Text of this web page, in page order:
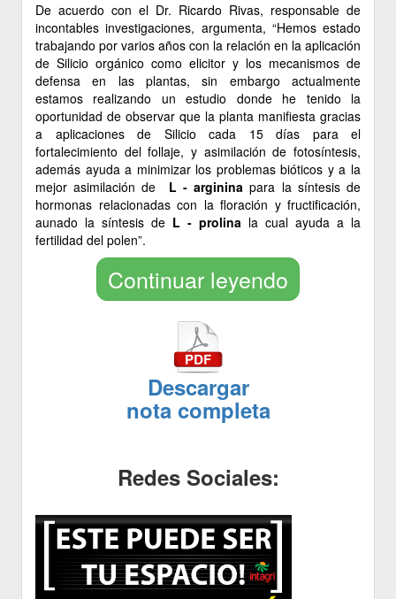
De acuerdo con el Dr. Ricardo Rivas, responsable de
incontables investigaciones, argumenta, “Hemos estado
trabajando por varios años con la relación en la aplicación
de Silicio orgánico como elicitor y los mecanismos de
defensa en las plantas, sin embargo actualmente
estamos realizando un estudio donde he tenido la
oportunidad de observar que la planta manifiesta gracias
a aplicaciones de Silicio cada 15 días para el
fortalecimiento del follaje, y asimilación de fotosíntesis,
además ayuda a minimizar los problemas bióticos y a la
mejor asimilación de L - argininapara la síntesis de
hormonas relacionadas con la floración y fructificación,
aunado la síntesis de L - prolina la cual ayuda a la
fertilidad del polen”.
Continuar leyendo
Descargar
nota completa
Redes Sociales: